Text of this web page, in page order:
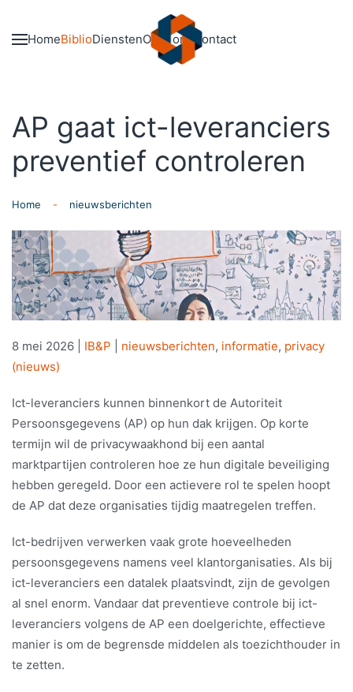
Skip to main content
HomeBiblioDienstenOver onsContact
AP gaat ict-le­ve­ran­ciers
preventief controleren
Home nieuwsberichten
8 mei 2026 IB&P nieuwsberichten, informatie, privacy
(nieuws)
Ict-leveranciers kunnen binnenkort de Autoriteit
Persoonsgegevens (AP) op hun dak krijgen. Op korte
termijn wil de privacywaakhond bij een aantal
marktpartijen controleren hoe ze hun digitale beveiliging
hebben geregeld. Door een actievere rol te spelen hoopt
de AP dat deze organisaties tijdig maatregelen treffen.
Ict-bedrijven verwerken vaak grote hoeveelheden
persoonsgegevens namens veel klantorganisaties. Als bij
ict-leveranciers een datalek plaatsvindt, zijn de gevolgen
al snel enorm. Vandaar dat preventieve controle bij ict-
leveranciers volgens de AP een doelgerichte, effectieve
manier is om de begrensde middelen als toezichthouder in
te zetten.